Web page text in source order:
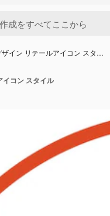
ザイン リテールアイコン スタ…
イコン スタイル